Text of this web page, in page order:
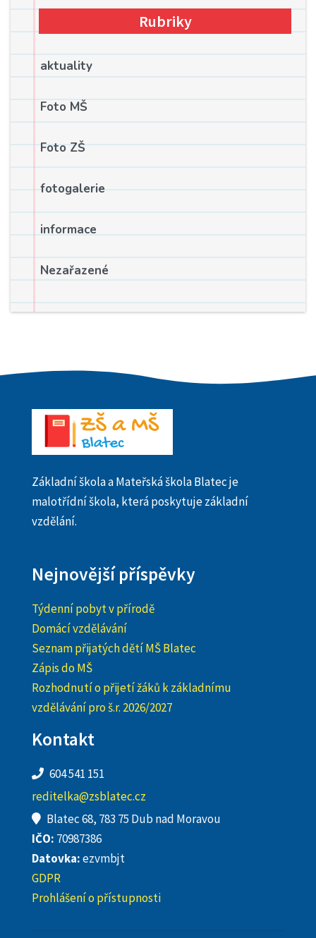
Rubriky
aktuality
Foto MŠ
Foto ZŠ
fotogalerie
informace
Nezařazené
Základní škola a Mateřská škola Blatec je
malotřídní škola, která poskytuje základní
vzdělání.
Nejnovější příspěvky
Týdenní pobyt v přírodě
Domácí vzdělávání
Seznam přijatých dětí MŠ Blatec
Zápis do MŠ
Rozhodnutí o přijetí žáků k základnímu
vzdělávání pro š.r. 2026/2027
Kontakt
604 541 151
reditelka@zsblatec.cz
Blatec 68, 783 75 Dub nad Moravou
IČO: 70987386
Datovka:ezvmbjt
GDPR
Prohlášení o přístupnosti